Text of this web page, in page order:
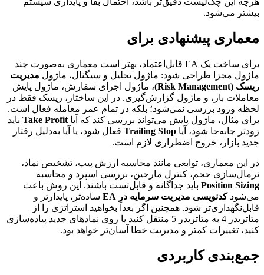
بیشتر می‌شود.
معماری پیشنهادی برای
برای ساخت یک EA قابل‌اعتماد، بهتر است معماری به‌صورت چند
ماژول مجزا طراحی شود: ماژول تحلیل و سیگنال، ماژول مدیریت
ریسک (Risk Management)
، ماژول اجرای سفارش، ماژول پایش
معاملات باز، و ماژول گزارش‌گیری. در این ساختار، ریسک فقط در
لحظه ورود بررسی نمی‌شود؛ بلکه در تمام عمر معامله فعال است.
برای مثال، ماژول پایش می‌تواند بررسی کند که آیا Take Profit باید
زودتر جابه‌جا شود، آیا Trailing Stop فعال شود، یا آیا به‌دلیل رفتار
جدید بازار، خروج اضطراری لازم است.
در این معماری، توابعی مانند محاسبه ارزش پیپ، تشخیص نماد،
نرمال‌سازی حجم، کنترل مارجین، بررسی اسپرد و محاسبه
Position Sizing باید جداگانه و قابل‌تست باشند. این روش باعث
می‌شودکدنویسی مدیریت سرمایه در EA
ساده‌تر، پایدارتر و
قابل‌نگهداری‌تر شود. همچنین اگر بعداً بخواهید استراتژی را از
متاتریدر 4 به متاتریدر 5 منتقل کنید یا روی نمادهای جدید پیاده‌سازی
کنید، تغییرات کمتر و مدیریت خطا آسان‌تر خواهد بود.
جمع‌بندی کاربردی